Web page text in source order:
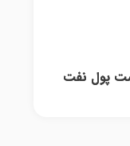
پول نفت